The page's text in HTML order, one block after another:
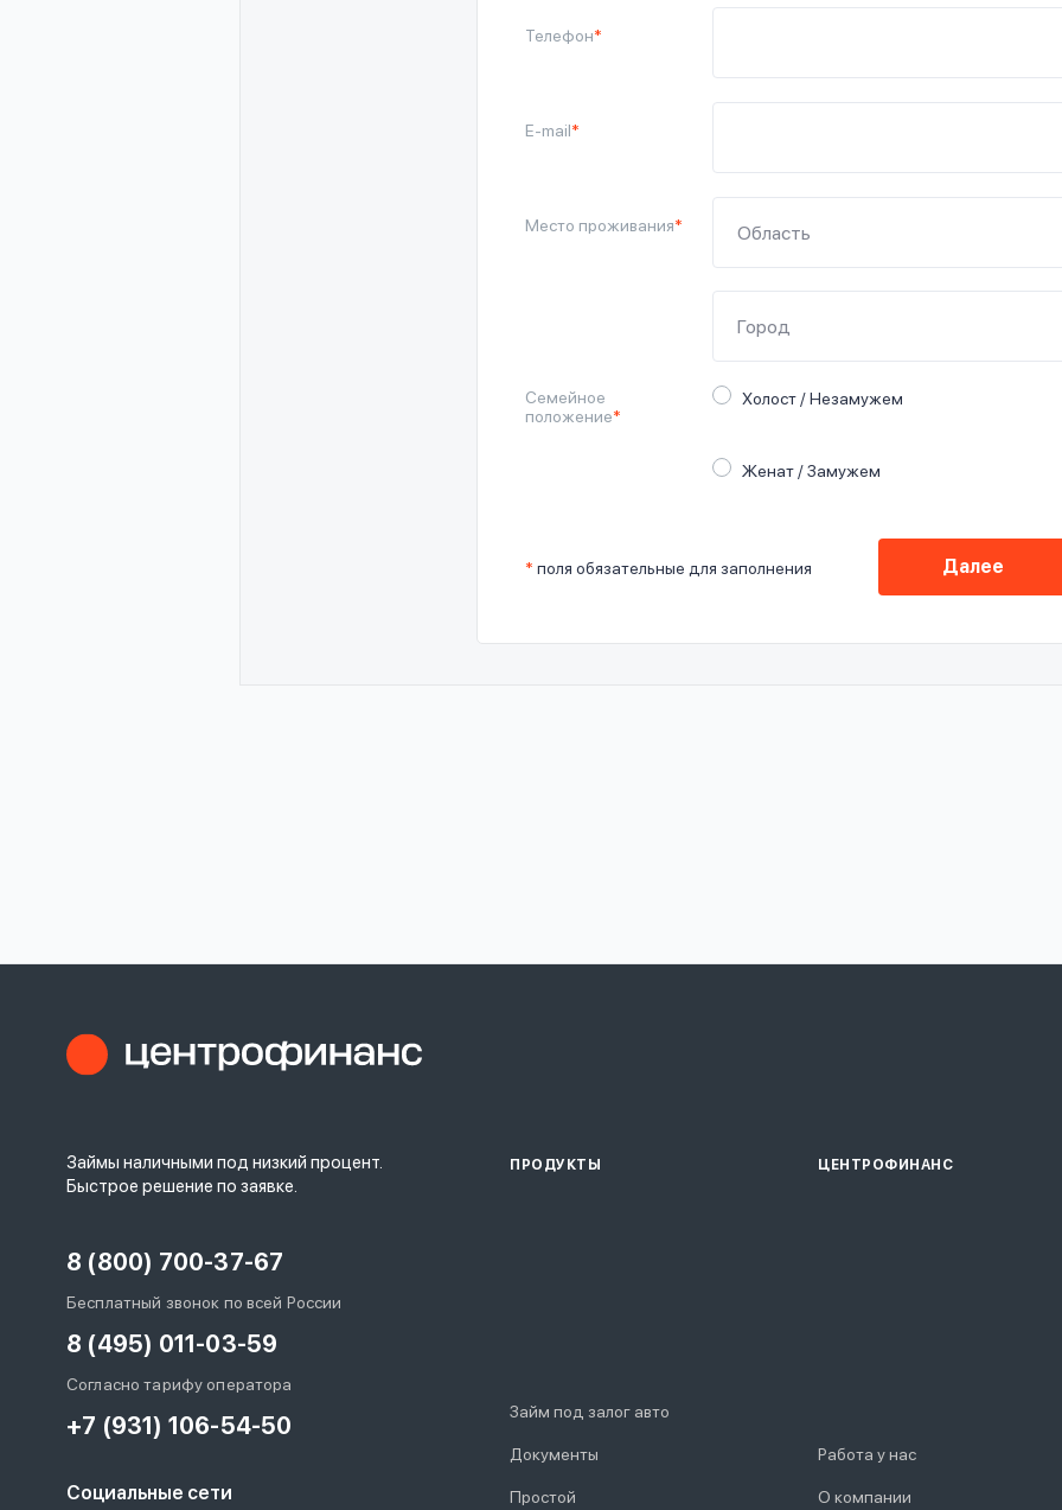
Телефон*
E-mail*
Место проживания*
Семейное
положение*
Холост / Незамужем
Женат / Замужем
* поля обязательные для заполнения Далее
Займы наличными под низкий процент.
Быстрое решение по заявке.
8 (800) 700-37-67
Бесплатный звонок по всей России
8 (495) 011-03-59
Согласно тарифу оператора
+7 (931) 106-54-50
Социальные сети
ПРОДУКТЫ
Займ под залог авто
Документы
Простой
ЦЕНТРОФИНАНС
Работа у нас
О компании